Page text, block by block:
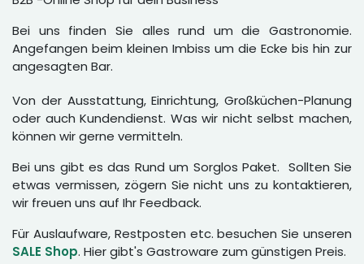
Bei uns finden Sie alles rund um die Gastronomie.
Angefangen beim kleinen Imbiss um die Ecke bis hin zur
angesagten Bar.
Von der Ausstattung, Einrichtung, Großküchen-Planung
oder auch Kundendienst. Was wir nicht selbst machen,
können wir gerne vermitteln.
Bei uns gibt es das Rund um Sorglos Paket. Sollten Sie
etwas vermissen, zögern Sie nicht uns zu kontaktieren,
wir freuen uns auf Ihr Feedback.
Für Auslaufware, Restposten etc. besuchen Sie unseren
SALE Shop. Hier gibt's Gastroware zum günstigen Preis.